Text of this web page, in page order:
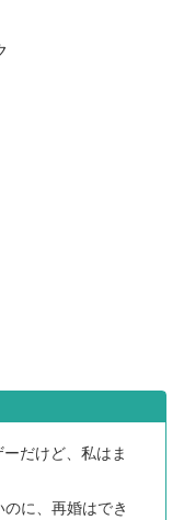
だけど、私はま
に、再婚はでき